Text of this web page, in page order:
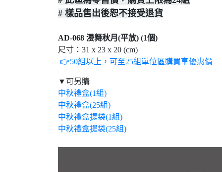
# 樣品售出後恕不接受退貨
AD-068 漫舞秋月(平放) (1個)
尺寸：31 x 23 x 20 (cm)
👉50組以上，可至25組單位區購買享優惠價
▼可另購
中秋禮盒(1組)
中秋禮盒(25組)
中秋禮盒提袋(1組)
中秋禮盒提袋(25組)